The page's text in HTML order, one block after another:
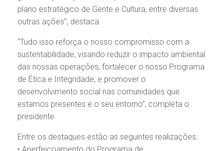
plano estratégico de Gente e Cultura, entre diversas
outras ações”, destaca.
“Tudo isso reforça o nosso compromisso com a
sustentabilidade, visando reduzir o impacto ambiental
das nossas operações, fortalecer o nosso Programa
de Ética e Integridade, e promover o
desenvolvimento social nas comunidades que
estamos presentes e o seu entorno”, completa o
presidente.
Entre os destaques estão as seguintes realizações: